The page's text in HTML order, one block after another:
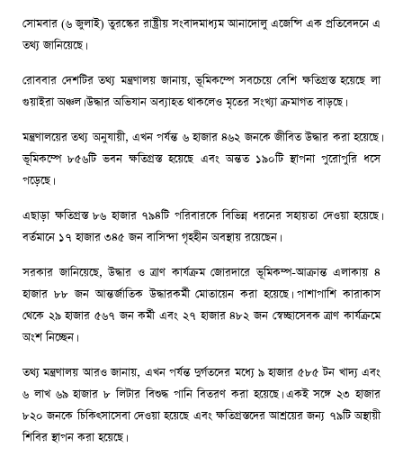
সোমবার (৬ জুলাই) তুরস্কের রাষ্ট্রীয় সংবাদমাধ্যম আনাদোলু এজেন্সি এক প্রতিবেদনে এ
তথ্য জানিয়েছে।
রোববার দেশটির তথ্য মন্ত্রণালয় জানায়, ভূমিকম্পে সবচেয়ে বেশি ক্ষতিগ্রস্ত হয়েছে লা
গুয়াইরা অঞ্চল। উদ্ধার অভিযান অব্যাহত থাকলেও মৃতের সংখ্যা ক্রমাগত বাড়ছে।
মন্ত্রণালয়ের তথ্য অনুযায়ী, এখন পর্যন্ত ৬ হাজার ৪৬২ জনকে জীবিত উদ্ধার করা হয়েছে।
ভূমিকম্পে ৮৫৬টি ভবন ক্ষতিগ্রস্ত হয়েছে এবং অন্তত ১৯০টি স্থাপনা পুরোপুরি ধসে
পড়েছে।
এছাড়া ক্ষতিগ্রস্ত ৮৬ হাজার ৭৯৪টি পরিবারকে বিভিন্ন ধরনের সহায়তা দেওয়া হয়েছে।
বর্তমানে ১৭ হাজার ৩৪৫ জন বাসিন্দা গৃহহীন অবস্থায় রয়েছেন।
সরকার জানিয়েছে, উদ্ধার ও ত্রাণ কার্যক্রম জোরদারে ভূমিকম্প-আক্রান্ত এলাকায় ৪
হাজার ৮৮ জন আন্তর্জাতিক উদ্ধারকর্মী মোতায়েন করা হয়েছে। পাশাপাশি কারাকাস
থেকে ২৯ হাজার ৫৬৭ জন কর্মী এবং ২৭ হাজার ৪৮২ জন স্বেচ্ছাসেবক ত্রাণ কার্যক্রমে
অংশ নিচ্ছেন।
তথ্য মন্ত্রণালয় আরও জানায়, এখন পর্যন্ত দুর্গতদের মধ্যে ৯ হাজার ৫৮৫ টন খাদ্য এবং
৬ লাখ ৬৯ হাজার ৮ লিটার বিশুদ্ধ পানি বিতরণ করা হয়েছে। একই সঙ্গে ২৩ হাজার
৮২০ জনকে চিকিৎসাসেবা দেওয়া হয়েছে এবং ক্ষতিগ্রস্তদের আশ্রয়ের জন্য ৭৯টি অস্থায়ী
শিবির স্থাপন করা হয়েছে।